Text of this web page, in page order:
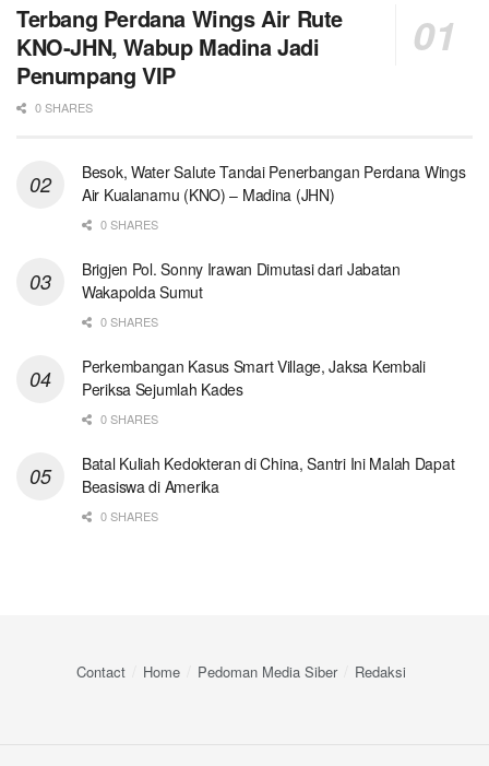
Terbang Perdana Wings Air Rute
KNO-JHN, Wabup Madina Jadi
Penumpang VIP
0 SHARES
Besok, Water Salute Tandai Penerbangan Perdana Wings
Air Kualanamu (KNO) – Madina (JHN)
0 SHARES
Brigjen Pol. Sonny Irawan Dimutasi dari Jabatan
Wakapolda Sumut
0 SHARES
Perkembangan Kasus Smart Village, Jaksa Kembali
Periksa Sejumlah Kades
0 SHARES
Batal Kuliah Kedokteran di China, Santri Ini Malah Dapat
Beasiswa di Amerika
0 SHARES
Contact Home Pedoman Media Siber Redaksi